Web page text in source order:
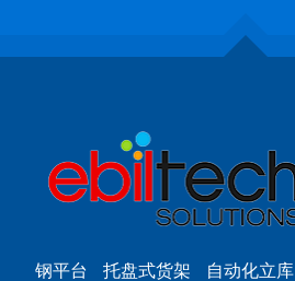
钢平台 托盘式货架 自动化立库